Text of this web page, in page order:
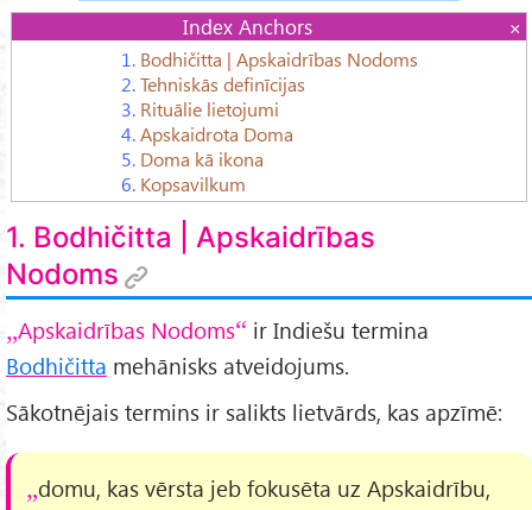
Index Anchors
1. Bodhičitta | Apskaidrības Nodoms
2. Tehniskās definīcijas
3. Rituālie lietojumi
4. Apskaidrota Doma
5. Doma kā ikona
6. Kopsavilkum
1. Bodhičitta | Apskaidrības
Nodoms
Apskaidrības Nodoms
ir Indiešu termina
Bodhičitta mehānisks atveidojums.
Sākotnējais termins ir salikts lietvārds, kas apzīmē:
domu, kas vērsta jeb fokusēta uz Apskaidrību,